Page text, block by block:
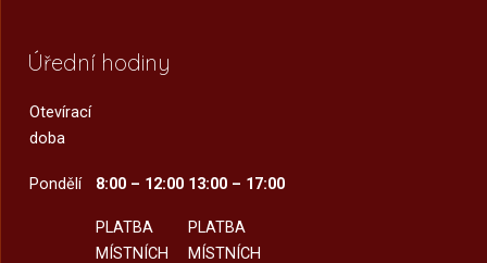
Úřední hodiny
Otevírací
doba
Pondělí 8:00 – 12:00
PLATBA
MÍSTNÍCH
13:00 – 17:00
PLATBA
MÍSTNÍCH